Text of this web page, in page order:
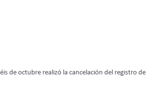
de octubre realizó la cancelación del registro de